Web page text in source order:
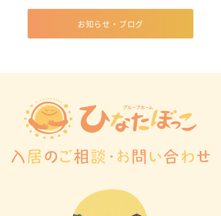
お知らせ・ブログ